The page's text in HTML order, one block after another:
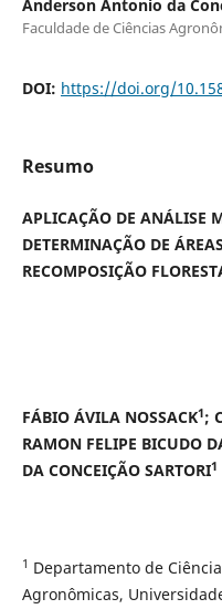
Anderson Antonio da
Faculdade de Ciências
DOI: https://doi.org/
Resumo
APLICAÇÃO DE ANÁLISE
DETERMINAÇÃO DE
RECOMPOSIÇÃO
FÁBIO ÁVILA NOSSACK1;
RAMON FELIPE BICUDO
DA CONCEIÇÃO SARTORI1
1 Departamento de
Agronômicas,